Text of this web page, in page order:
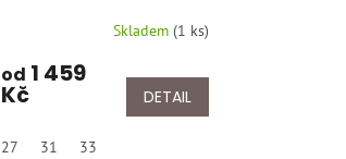
Skladem (1 ks)
od 1 459
Kč DETAIL
27 31 33